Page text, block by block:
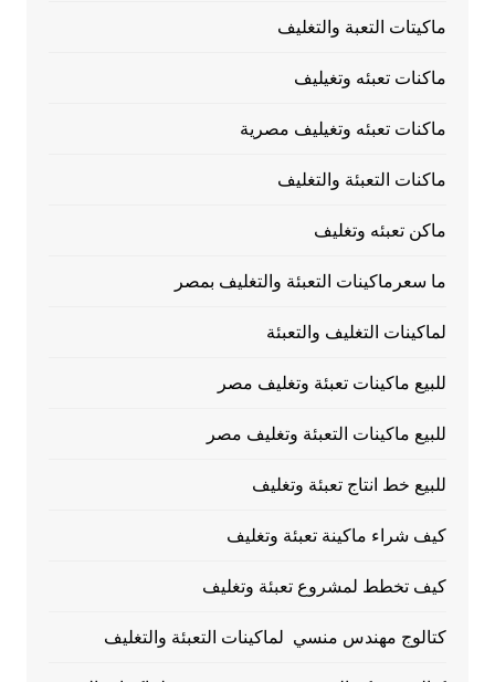
ماكيتات التعبة والتغليف
ماكنات تعبئه وتغيليف
ماكنات تعبئه وتغيليف مصرية
ماكنات التعبئة والتغليف
ماكن تعبئه وتغليف
ما سعرماكينات التعبئة والتغليف بمصر
لماكينات التغليف والتعبئة
للبيع ماكينات تعبئة وتغليف مصر
للبيع ماكينات التعبئة وتغليف مصر
للبيع خط انتاج تعبئة وتغليف
كيف شراء ماكينة تعبئة وتغليف
كيف تخطط لمشروع تعبئة وتغليف
كتالوج مهندس منسي لماكينات التعبئة والتغليف